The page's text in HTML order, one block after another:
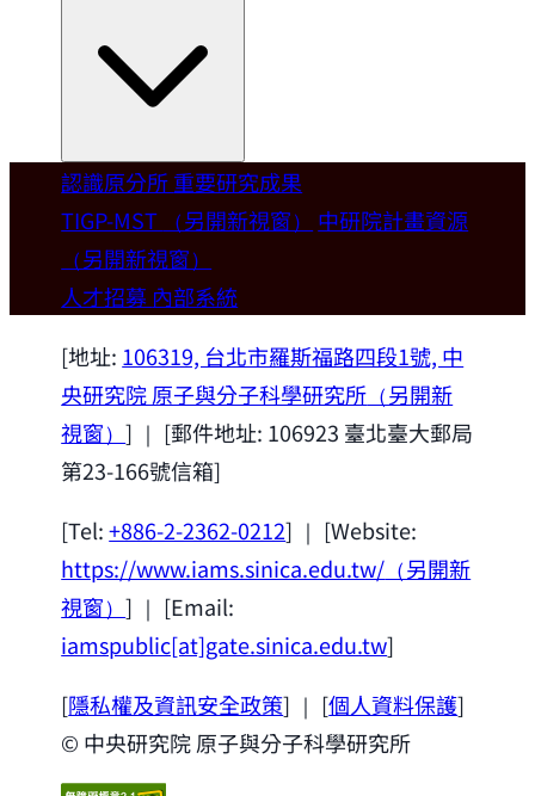
Welcome
歡迎本所新聘合聘研究員陳俊維特聘教授
(國立台灣大學材料科學與工程學系)。
2026-07-14
認識原分所重要研究成果
TIGP-MST （另開新視窗）
中研院計畫資源
（另開新視窗）
人才招募 內部系統
[地址: 106319, 台北市羅斯福路四段1號, 中
央研究院 原子與分子科學研究所 （另開新
視窗）] ｜ [郵件地址: 106923 臺北臺大郵局
第23-166號信箱]
[Tel:+886-2-2362-0212] ｜ [Website:
https://www.iams.sinica.edu.tw/ （另開新
視窗）] ｜ [Email:
iamspublic[at]gate.sinica.edu.tw]
[隱私權及資訊安全政策] ｜ [個人資料保護]
© 中央研究院 原子與分子科學研究所